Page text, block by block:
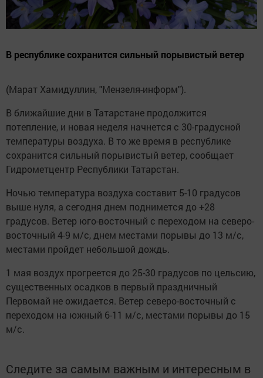
В республике сохранится сильный порывистый ветер
(Марат Хамидуллин, "Мензеля-информ").
В ближайшие дни в Татарстане продолжится
потепление, и новая неделя начнется с 30-градусной
температуры воздуха. В то же время в республике
сохранится сильный порывистый ветер, сообщает
Гидрометцентр Республики Татарстан.
Ночью температура воздуха составит 5-10 градусов
выше нуля, а сегодня днем поднимется до +28
градусов. Ветер юго-восточный с переходом на северо-
восточный 4-9 м/с, днем местами порывы до 13 м/с,
местами пройдет небольшой дождь.
1 мая воздух прогреется до 25-30 градусов по цельсию,
существенных осадков в первый праздничный
Первомай не ожидается. Ветер северо-восточный с
переходом на южный 6-11 м/с, местами порывы до 15
м/с.
Следите за самым важным и интересным в